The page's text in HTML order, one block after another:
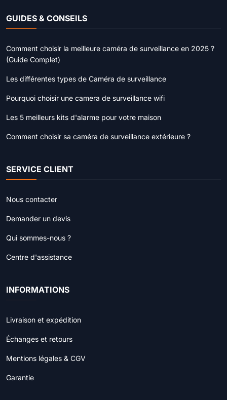
GUIDES & CONSEILS
Comment choisir la meilleure caméra de surveillance en 2025 ?
(Guide Complet)
Les différentes types de Caméra de surveillance
Pourquoi choisir une camera de surveillance wifi
Les 5 meilleurs kits d'alarme pour votre maison
Comment choisir sa caméra de surveillance extérieure ?
SERVICE CLIENT
Nous contacter
Demander un devis
Qui sommes-nous ?
Centre d'assistance
INFORMATIONS
Livraison et expédition
Échanges et retours
Mentions légales & CGV
Garantie